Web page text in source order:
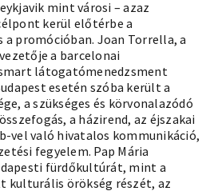
mint városi – azaz
kerül előtérbe a
promócióban. Joan Torrella, a
a barcelonai
látogatómenedzsment
esetén szóba került a
a szükséges és körvonalazódó
a házirend, az éjszakai
vel való hivatalos kommunikáció,
fegyelem. Pap Mária
fürdőkultúrát, mint a
kulturális örökség részét, az